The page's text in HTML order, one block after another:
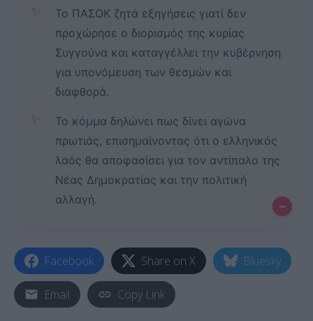
✨
Το ΠΑΣΟΚ ζητά εξηγήσεις γιατί δεν
προχώρησε ο διορισμός της κυρίας
Συγγούνα και καταγγέλλει την κυβέρνηση
για υπονόμευση των θεσμών και
διαφθορά.
✨
Το κόμμα δηλώνει πως δίνει αγώνα
πρωτιάς, επισημαίνοντας ότι ο ελληνικός
λαός θα αποφασίσει για τον αντίπαλο της
Νέας Δημοκρατίας και την πολιτική
αλλαγή.
–
Facebook Share on X Bluesky
Email Copy Link